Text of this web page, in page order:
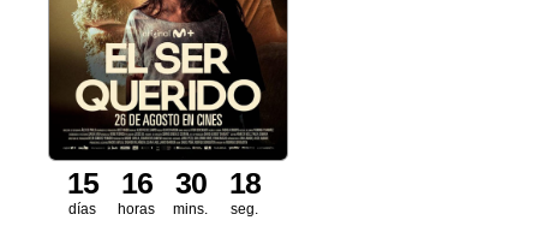
días
15
horas
16
mins.
30
seg.
16
7